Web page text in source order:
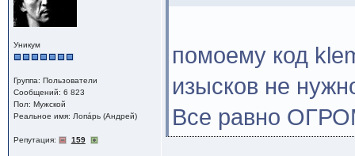
Уникум
Группа: Пользователи
Сообщений: 6 823
Пол: Мужской
Реальное имя: Лопáрь (Андрей)
Репутация: 159
помоему код
изысков не
Все равно